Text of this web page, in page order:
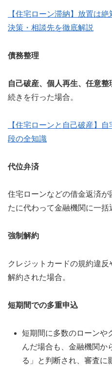
【住宅ローン滞納】放置は
決策・相談先を徹底解説
債務整理
自己破産、個人再生、任意整
続きを行った場合。
【住宅ローンと自己破産】
段の全知識
代位弁済
住宅ローンなどの借金返済
たに代わって金融機関に一括
強制解約
クレジットカードの規約違
解約された場合。
短期間での多重申込
短期間に多数のローンや
んだ場合も、金融機関か
る」と判断され、審査に